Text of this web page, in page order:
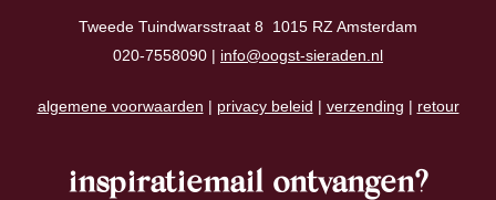
Tweede Tuindwarsstraat 8 1015 RZ Amsterdam
020-7558090 | info@oogst-sieraden.nl
algemene voorwaarden | privacy beleid | verzending | retour
inspiratiemail ontvangen?